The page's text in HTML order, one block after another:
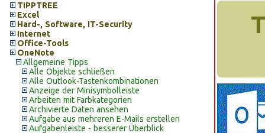
TIPPTREE
Excel
Hard-, Software, IT-Security
Internet
Office-Tools
OneNote
Allgemeine Tipps
Alle Objekte schließen
Alle Outlook-Tastenkombinationen
Anzeige der Minisymbolleiste
Arbeiten mit Farbkategorien
Archivierte Daten ansehen
Aufgabe aus mehreren E-Mails erstellen
Aufgabenleiste - besserer Überblick